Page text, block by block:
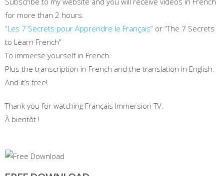
for more than 2 hours.
“Les 7 Secrets pour Apprendre le Français” or “The 7 Secrets
to Learn French”
To immerse yourself in French.
Plus the transcription in French and the translation in English.
And it’s free!
Thank you for watching Français Immersion TV.
À bientôt !